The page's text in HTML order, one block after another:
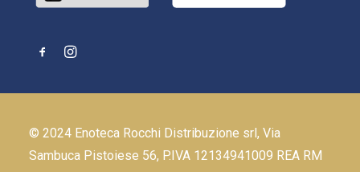
© 2024 Enoteca Rocchi Distribuzione srl, Via
Sambuca Pistoiese 56, P.IVA 12134941009 REA RM